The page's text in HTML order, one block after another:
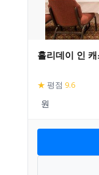
홀리데이 인
★ 평점 9.6